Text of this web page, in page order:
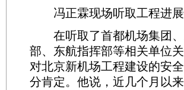
冯正霖现场听取工程进展
在听取了首都机场集团、
部、东航指挥部等相关单位
对北京新机场工程建设的安
分肯定。他说，近几个月以